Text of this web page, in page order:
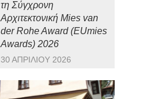
τη Σύγχρονη
Αρχιτεκτονική Mies van
der Rohe Award (EUmies
Awards) 2026
30 ΑΠΡΙΛΊΟΥ 2026